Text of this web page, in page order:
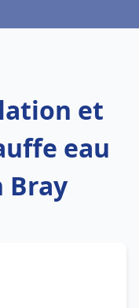
et
eau
Bray